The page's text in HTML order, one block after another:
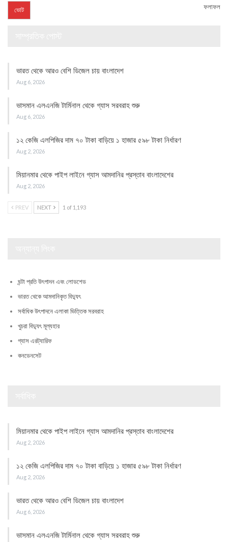
ফলাফল
ভারত থেকে আরও বেশি ডিজেল চায় বাংলাদেশ
Aug 6, 2026
ভাসমান এলএনজি টার্মিনাল থেকে গ্যাস সরবরাহ শুরু
Aug 6, 2026
১২ কেজি এলপিজির দাম ৭০ টাকা বাড়িয়ে ১ হাজার ৫৯৮ টাকা নির্ধারণ
Aug 2, 2026
মিয়ানমার থেকে পাইপ লাইনে গ্যাস আমদানির প্রস্তাব বাংলাদেশের
Aug 2, 2026
PREV NEXT 1 of 1,193
ঘন্টা প্রতি উৎপাদন এবং লোডশেড
ভারত থেকে আমদানিকৃত বিদ্যুৎ
সর্বাধিক উৎপাদনে এলাকা ভিত্তিক সরবরাহ
খুচরা বিদ্যুৎ মূল্যহার
গ্যাস এরট্যারিফ
কনডেনসেট
মিয়ানমার থেকে পাইপ লাইনে গ্যাস আমদানির প্রস্তাব বাংলাদেশের
Aug 2, 2026
১২ কেজি এলপিজির দাম ৭০ টাকা বাড়িয়ে ১ হাজার ৫৯৮ টাকা নির্ধারণ
Aug 2, 2026
ভারত থেকে আরও বেশি ডিজেল চায় বাংলাদেশ
Aug 6, 2026
ভাসমান এলএনজি টার্মিনাল থেকে গ্যাস সরবরাহ শুরু